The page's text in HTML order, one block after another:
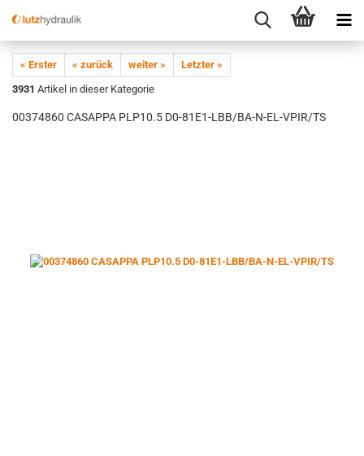
« Erster « zurück weiter »
Letzter »
3931 Artikel in dieser Kategorie
00374860 CASAPPA PLP10.5 D0-81E1-LBB/BA-N-EL-VPIR/TS